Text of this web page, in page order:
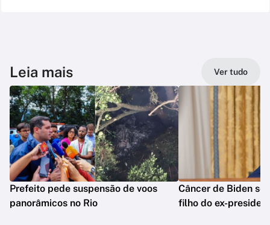
Leia mais Ver tudo
Prefeito pede suspensão de voos
panorâmicos no Rio
Câncer de Biden se
filho do ex-